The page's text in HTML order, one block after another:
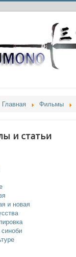
Главная Фильмы
и статьи
и новая